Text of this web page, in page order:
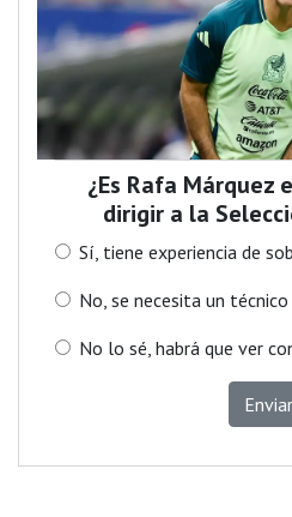
¿Es Rafa Márquez
dirigir a la
Sí, tiene experiencia de
No, se necesita un
No lo sé, habrá que ver
Enviar